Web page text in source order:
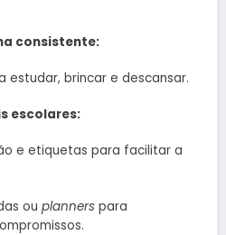
consistente:
estudar, brincar e descansar.
escolares:
e etiquetas para facilitar a
ou planners para